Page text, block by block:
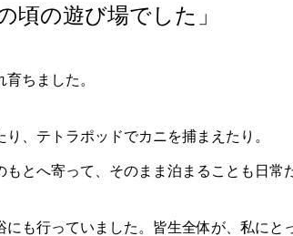
頃の遊び場でした」
ちました。
、テトラポッドでカニを捕まえたり。
とへ寄って、そのまま泊まることも日常
にも行っていました。皆生全体が、私にと